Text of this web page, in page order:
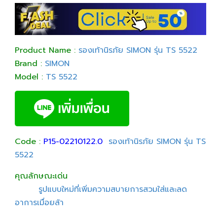
Product Name : รองเท้านิรภัย SIMON รุ่น TS 5522
Brand : SIMON
Model : TS 5522
Code : P15-02210122.0 รองเท้านิรภัย SIMON รุ่น TS
5522
คุณลักษณะเด่น
รูปแบบใหม่ที่เพิ่มความสบายการสวมใส่และลด
อาการเมื่อยล้า